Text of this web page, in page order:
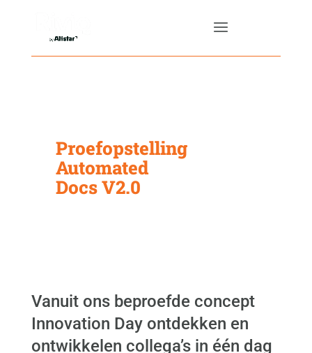
Proefopstelling
Automated
Docs V2.0
Vanuit ons beproefde concept
Innovation Day ontdekken en
ontwikkelen collega’s in één dag